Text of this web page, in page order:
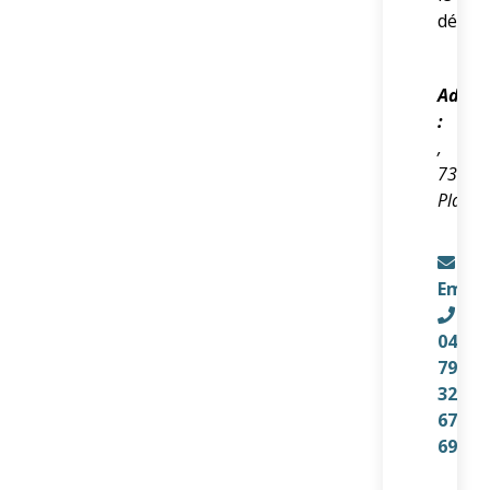
:
,
73200
Email
04
79
32
67
69